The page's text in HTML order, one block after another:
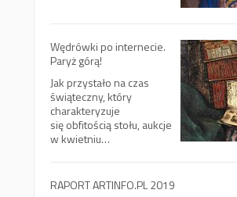
Wędrówki po internecie.
Paryż górą!
Jak przystało na czas
świąteczny, który
charakteryzuje
się obfitością stołu, aukcje
w kwietniu…
RAPORT ARTINFO.PL 2019